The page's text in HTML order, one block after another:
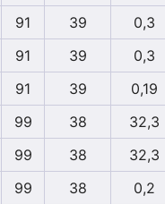
91 39
0,3
91 39
0,3
91 39
0,19
99 38
32,3
99 38
32,3
99 38
0,2